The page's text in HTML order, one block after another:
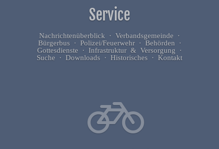
Service
Nachrichtenüberblick · Verbandsgemeinde ·
Bürgerbus · Polizei/Feuerwehr · Behörden ·
Gottesdienste · Infrastruktur & Versorgung ·
Suche · Downloads · Historisches · Kontakt